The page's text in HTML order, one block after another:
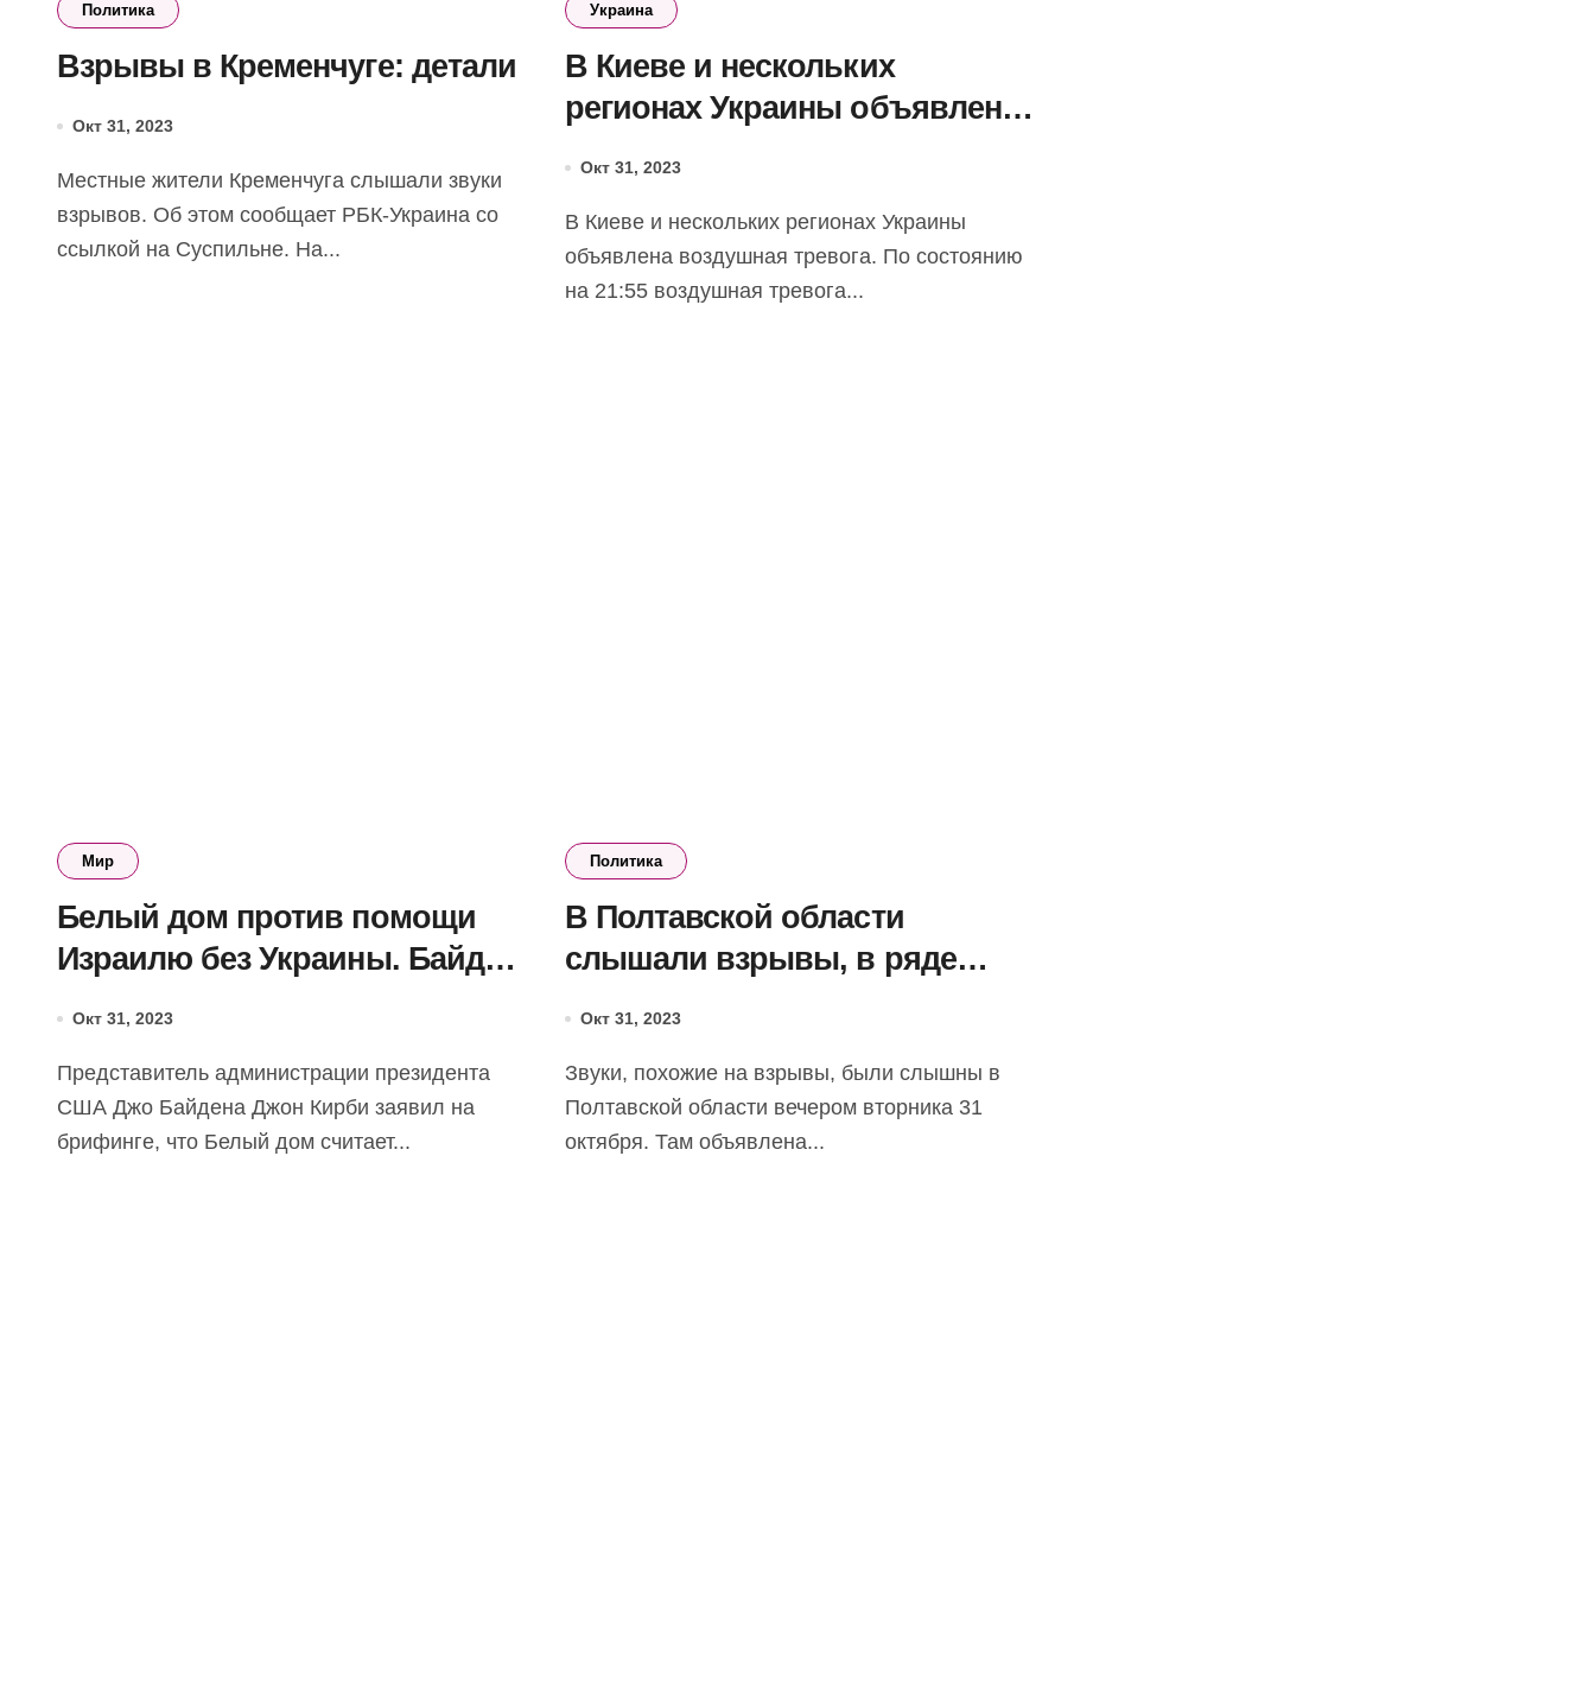
Политика
Взрывы в Кременчуге: детали
Окт 31, 2023
Местные жители Кременчуга слышали звуки
взрывов. Об этом сообщает РБК-Украина со
ссылкой на Суспильне. На...
Украина
В Киеве и нескольких
регионах Украины объявлена
Окт 31, 2023
В Киеве и нескольких регионах Украины
объявлена воздушная тревога. По состоянию
на 21:55 воздушная тревога...
Мир
Белый дом против помощи
Израилю без Украины. Байден
Окт 31, 2023
Представитель администрации президента
США Джо Байдена Джон Кирби заявил на
брифинге, что Белый дом считает...
Политика
В Полтавской области
слышали взрывы, в ряде
Окт 31, 2023
Звуки, похожие на взрывы, были слышны в
Полтавской области вечером вторника 31
октября. Там объявлена...